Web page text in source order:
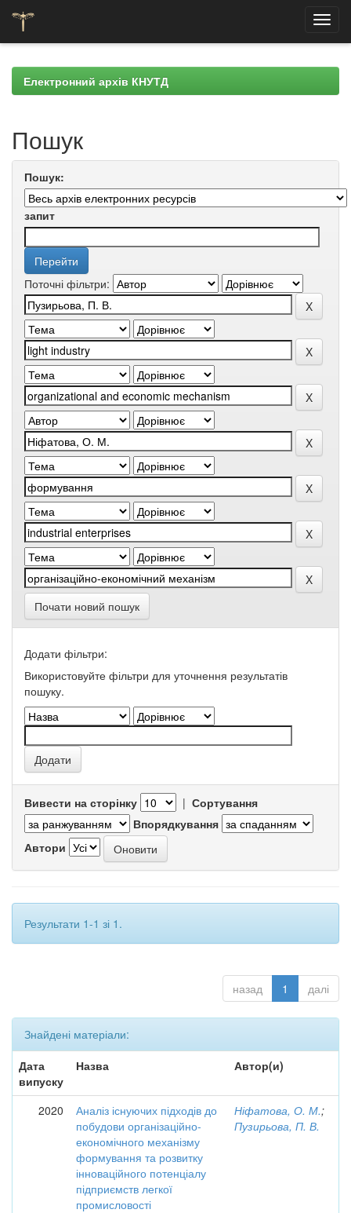
navigationЕлектронний архів КНУТД
Пошук
Пошук:
запит
Поточні фільтри:
Почати новий пошук
Додати фільтри:
Використовуйте фільтри для уточнення результатів
пошуку.
Вивести на сторінку | Сортування
Впорядкування
Автори
Результати 1-1 зі 1.
назад 1 далі
Знайдені матеріали:
Дата
випуску
Назва Автор(и)
2020
Аналіз існуючих підходів до
побудови організаційно-
економічного механізму
формування та розвитку
інноваційного потенціалу
підприємств легкої
промисловості
Ніфатова, О. М.;
Пузирьова, П. В.